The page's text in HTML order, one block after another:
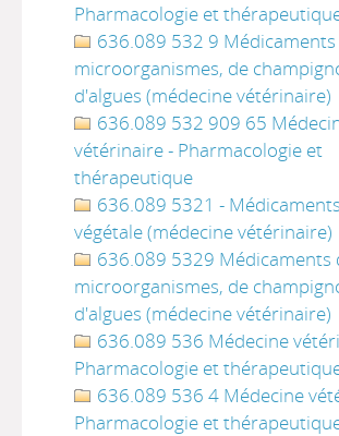
Pharmacologie et
636.089 532 9
microorganismes, de
d'algues (médecine vétérinaire)
636.089 532 909 65
vétérinaire - Pharmacologie et
thérapeutique
636.089 5321 -
végétale (médecine vétérinaire)
636.089 5329 Médicaments
microorganismes, de
d'algues (médecine vétérinaire)
636.089 536 Médecine
Pharmacologie et
636.089 536 4 Médecine
Pharmacologie et